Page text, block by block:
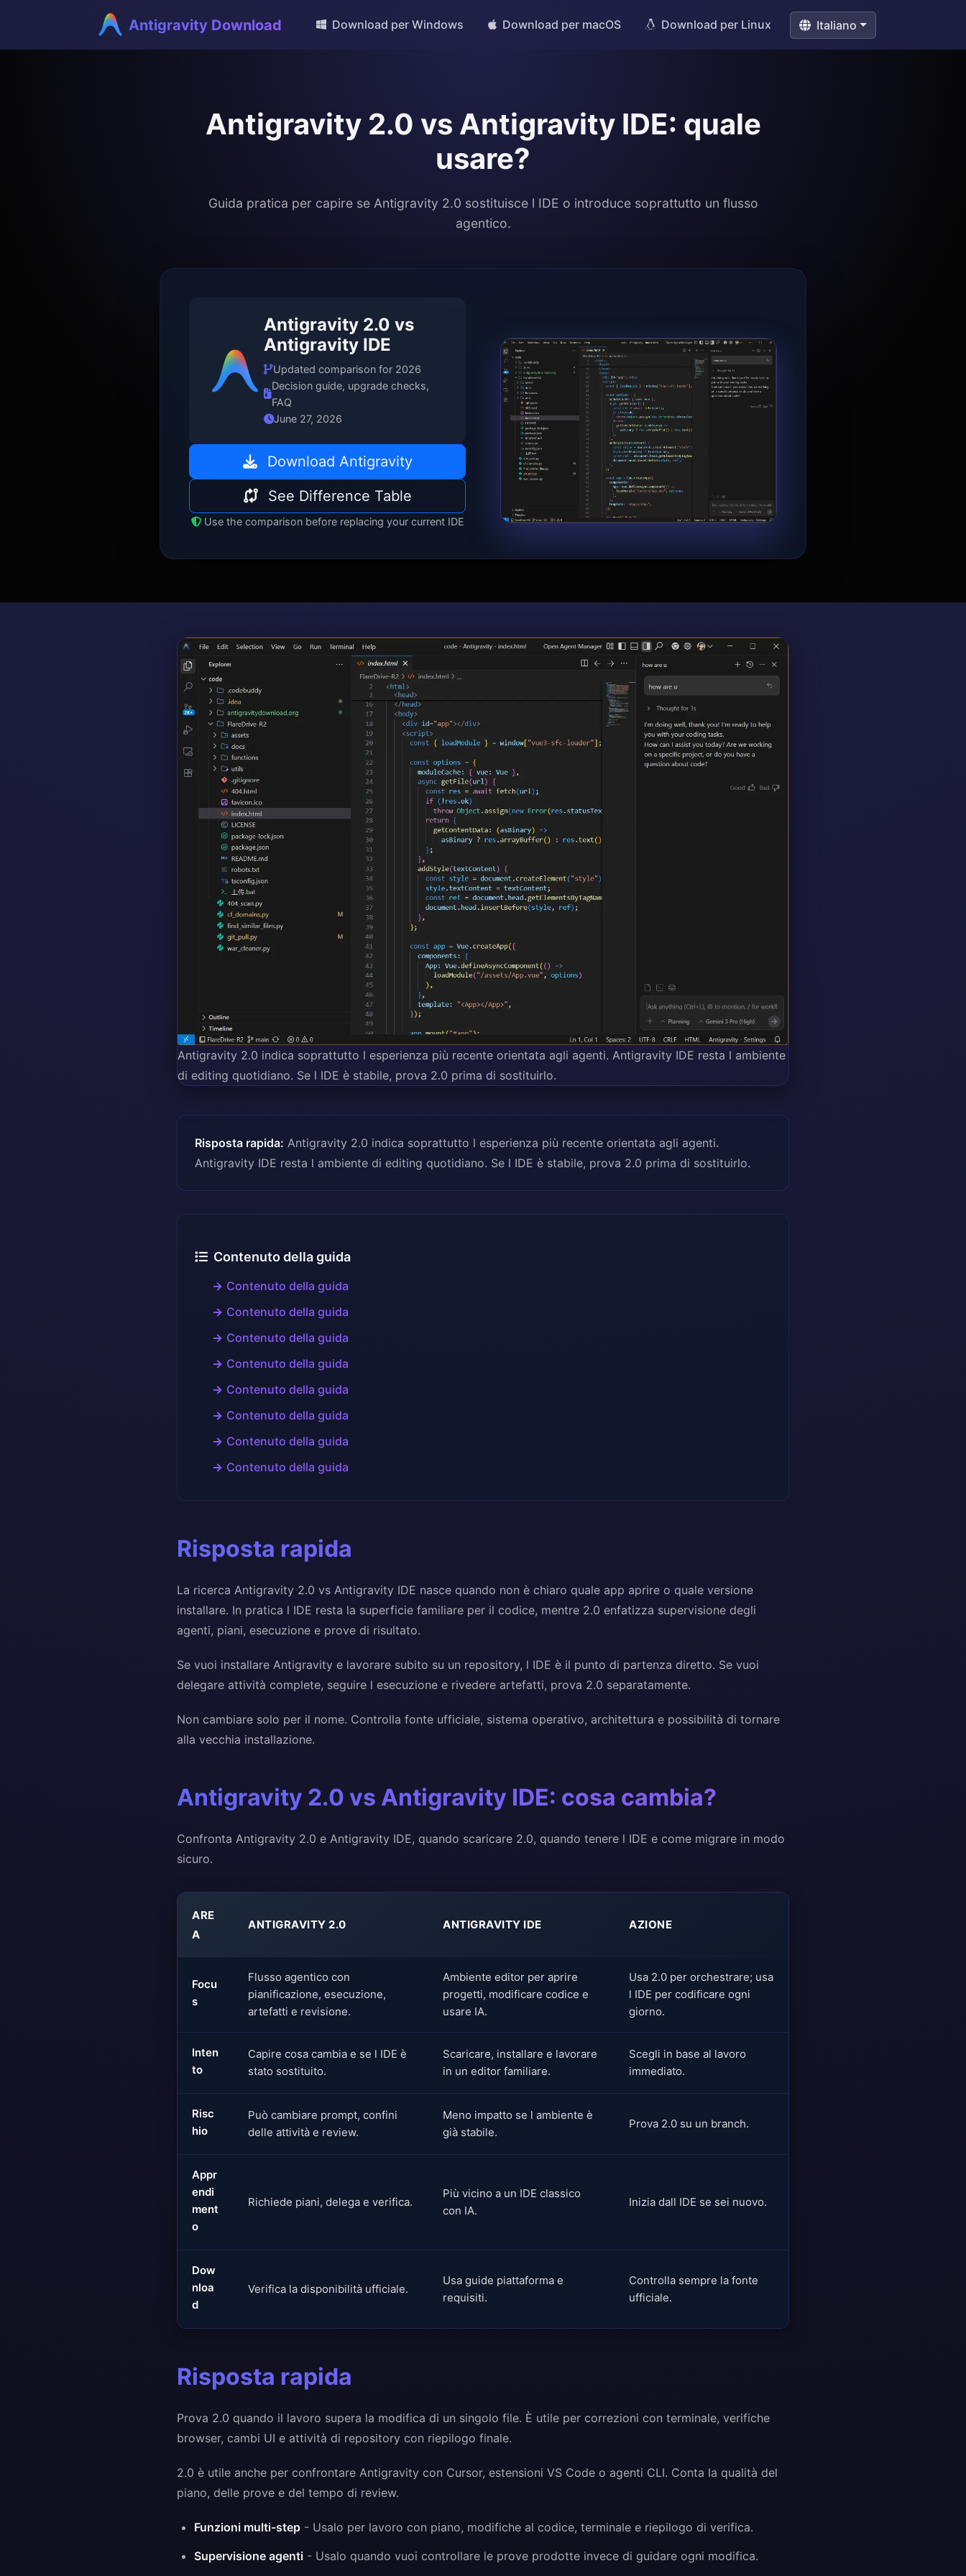
Antigravity Download Download per Windows Download per macOS Download per Linux Italiano
Antigravity 2.0 vs Antigravity IDE: quale
usare?
Guida pratica per capire se Antigravity 2.0 sostituisce l IDE o introduce soprattutto un flusso
agentico.
Antigravity 2.0 vs
Antigravity IDE
Updated comparison for 2026
Decision guide, upgrade checks,
FAQ
June 27, 2026
Download Antigravity
See Difference Table
Use the comparison before replacing your current IDE
Antigravity 2.0 indica soprattutto l esperienza più recente orientata agli agenti. Antigravity IDE resta l ambiente
di editing quotidiano. Se l IDE è stabile, prova 2.0 prima di sostituirlo.
Risposta rapida: Antigravity 2.0 indica soprattutto l esperienza più recente orientata agli agenti.
Antigravity IDE resta l ambiente di editing quotidiano. Se l IDE è stabile, prova 2.0 prima di sostituirlo.
Contenuto della guida
Contenuto della guida
Contenuto della guida
Contenuto della guida
Contenuto della guida
Contenuto della guida
Contenuto della guida
Contenuto della guida
Contenuto della guida
Risposta rapida
La ricerca Antigravity 2.0 vs Antigravity IDE nasce quando non è chiaro quale app aprire o quale versione
installare. In pratica l IDE resta la superficie familiare per il codice, mentre 2.0 enfatizza supervisione degli
agenti, piani, esecuzione e prove di risultato.
Se vuoi installare Antigravity e lavorare subito su un repository, l IDE è il punto di partenza diretto. Se vuoi
delegare attività complete, seguire l esecuzione e rivedere artefatti, prova 2.0 separatamente.
Non cambiare solo per il nome. Controlla fonte ufficiale, sistema operativo, architettura e possibilità di tornare
alla vecchia installazione.
Antigravity 2.0 vs Antigravity IDE: cosa cambia?
Confronta Antigravity 2.0 e Antigravity IDE, quando scaricare 2.0, quando tenere l IDE e come migrare in modo
sicuro.
ARE
A
ANTIGRAVITY 2.0 ANTIGRAVITY IDE AZIONE
Focu
s
Flusso agentico con
pianificazione, esecuzione,
artefatti e revisione.
Ambiente editor per aprire
progetti, modificare codice e
usare IA.
Usa 2.0 per orchestrare; usa
l IDE per codificare ogni
giorno.
Inten
to
Capire cosa cambia e se l IDE è
stato sostituito.
Scaricare, installare e lavorare
in un editor familiare.
Scegli in base al lavoro
immediato.
Risc
hio
Può cambiare prompt, confini
delle attività e review.
Meno impatto se l ambiente è
già stabile.
Prova 2.0 su un branch.
Appr
endi
ment
o
Richiede piani, delega e verifica.
Più vicino a un IDE classico
con IA.
Inizia dall IDE se sei nuovo.
Dow
nloa
d
Verifica la disponibilità ufficiale.
Usa guide piattaforma e
requisiti.
Controlla sempre la fonte
ufficiale.
Risposta rapida
Prova 2.0 quando il lavoro supera la modifica di un singolo file. È utile per correzioni con terminale, verifiche
browser, cambi UI e attività di repository con riepilogo finale.
2.0 è utile anche per confrontare Antigravity con Cursor, estensioni VS Code o agenti CLI. Conta la qualità del
piano, delle prove e del tempo di review.
Funzioni multi-step - Usalo per lavoro con piano, modifiche al codice, terminale e riepilogo di verifica.
Supervisione agenti - Usalo quando vuoi controllare le prove prodotte invece di guidare ogni modifica.